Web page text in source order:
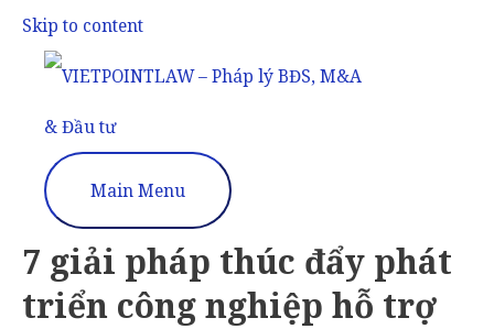
Skip to content
Main Menu
7 giải pháp thúc đẩy phát
triển công nghiệp hỗ trợ